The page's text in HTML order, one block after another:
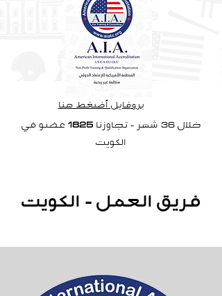
خلال 36 شهر - تجاوزنا 1825 عضو في
الكويت
بروفايل أضغط هنا
فريق العمل - الكويت